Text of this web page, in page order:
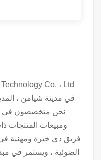
في مدينة شيامن ،
نحن متخصصون في
ومبيعات المنتجات
فريق ذي خبرة ومهنية
الضوئية ، ويستمر في